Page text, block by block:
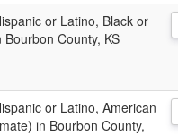
or Latino, Black or
County, KS
or Latino, American
in Bourbon County,